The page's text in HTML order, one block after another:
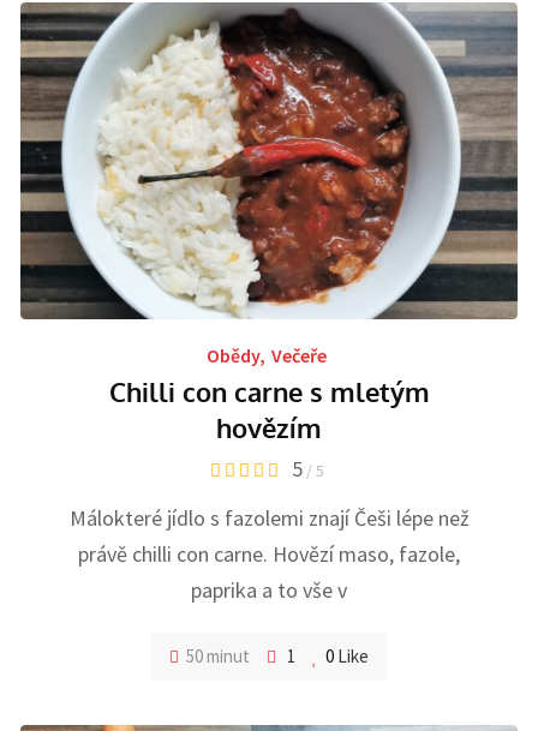
Obědy, Večeře
Chilli con carne s mletým
hovězím
5 / 5
Málokteré jídlo s fazolemi znají Češi lépe než
právě chilli con carne. Hovězí maso, fazole,
paprika a to vše v
50 minut 1 0 Like